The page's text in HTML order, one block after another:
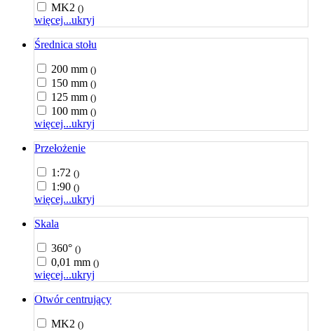
MK2 ()
więcej...ukryj
Średnica stołu
200 mm ()
150 mm ()
125 mm ()
100 mm ()
więcej...ukryj
Przełożenie
1:72 ()
1:90 ()
więcej...ukryj
Skala
360° ()
0,01 mm ()
więcej...ukryj
Otwór centrujący
MK2 ()